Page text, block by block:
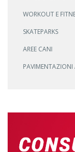
WORKOUT E
SKATEPARKS
AREE CANI